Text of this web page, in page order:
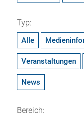
Typ:
Alle
Veranstaltungen
News
Bereich: